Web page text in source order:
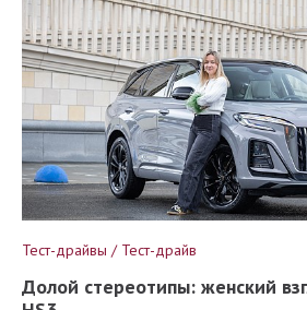
Тест-драйвы / Тест-драйв
Долой стереотипы: женский